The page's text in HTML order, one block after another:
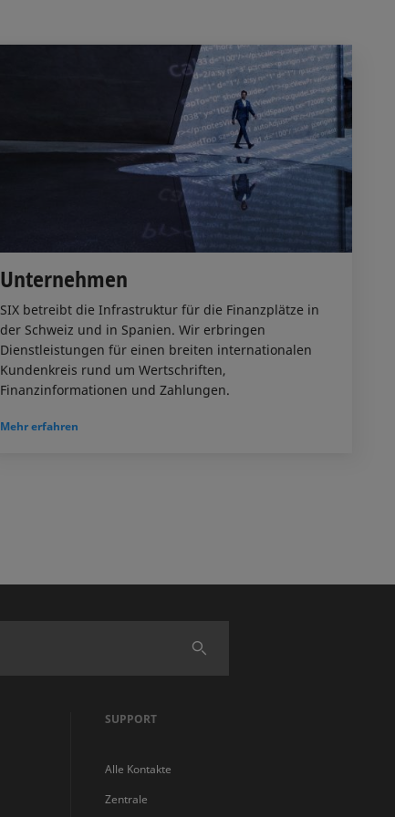
Unternehmen
SIX betreibt die Infrastruktur für die Finanzplätze in
der Schweiz und in Spanien. Wir erbringen
Dienstleistungen für einen breiten internationalen
Kundenkreis rund um Wertschriften,
Finanzinformationen und Zahlungen.
Mehr erfahren
Finden
SUPPORT
Alle Kontakte
Zentrale